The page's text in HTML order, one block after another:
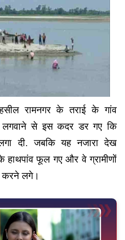
रामनगर के तराई के गांव
लगवाने से इस कदर डर गए कि
दी. जबकि यह नजारा देख
हाथपांव फूल गए और वे ग्रामीणों
करने लगे।